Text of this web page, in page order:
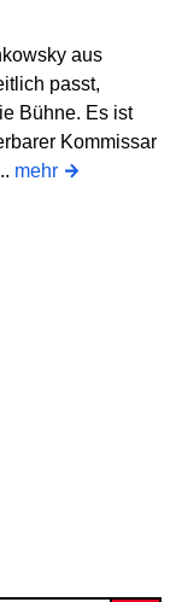
aus
passt,
Bühne. Es ist
Kommissar
mehr